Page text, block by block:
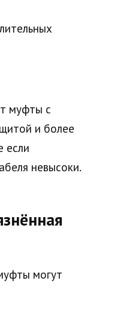
муфты с
и более
если
невысоки.
могут